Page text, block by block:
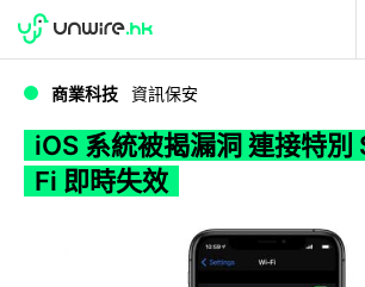
WWDC 2026
商業科技 資訊保安
iOS 系統被揭漏洞 連接特別
Fi 即時失效